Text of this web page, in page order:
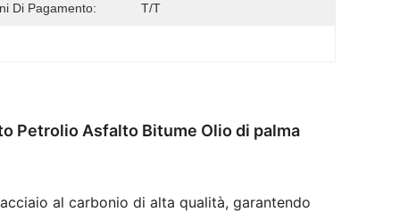
Di Pagamento: T/T
Petrolio Asfalto Bitume Olio di palma
al carbonio di alta qualità, garantendo